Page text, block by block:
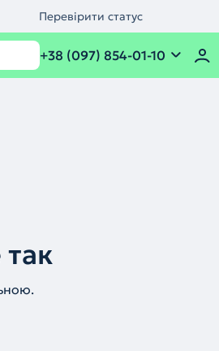
Перевірити статус
+38 (097) 854-01-10